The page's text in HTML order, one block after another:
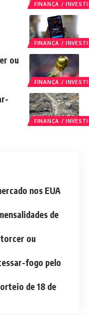
FINANÇA /
FINANÇA /
FINANÇA /
ou
FINANÇA /
nos EUA
de
torcer ou
fogo pelo
de 18 de